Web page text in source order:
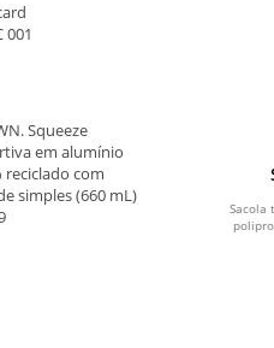
001
Squeeze
em alumínio
reciclado com
simples (660 mL)
Sacola